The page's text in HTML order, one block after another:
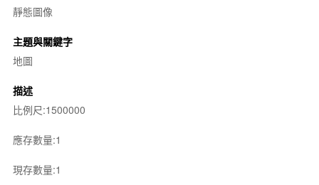
靜態圖像
主題與關鍵字
地圖
描述
比例尺:1500000
應存數量:1
現存數量:1